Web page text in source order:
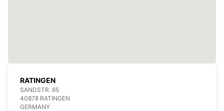
RATINGEN
SANDSTR. 65
40878 RATINGEN
GERMANY